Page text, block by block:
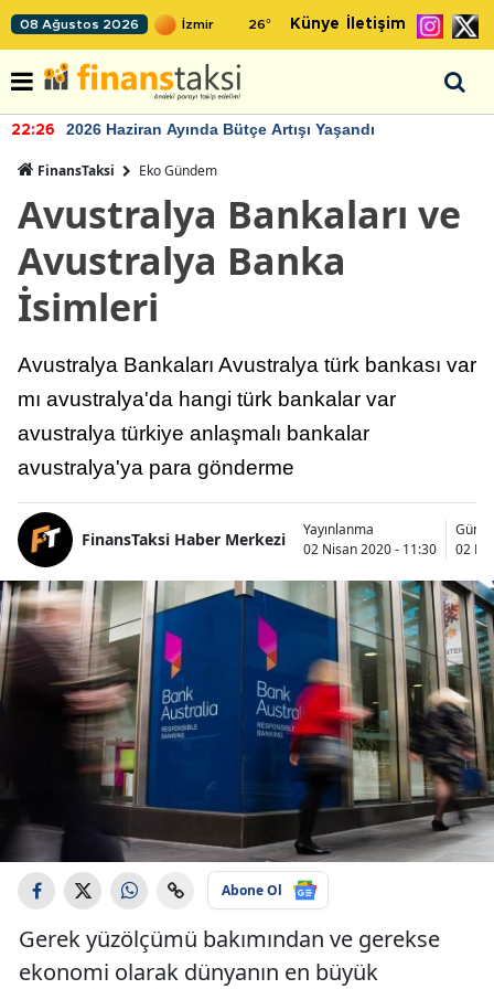
08 Ağustos 2026 26° Künye İletişim
22:24 TCMB'nin rezervlerinde artan momentum devam ediyor
FinansTaksi Eko Gündem
Avustralya Bankaları ve
Avustralya Banka
İsimleri
Avustralya Bankaları Avustralya türk bankası var
mı avustralya'da hangi türk bankalar var
avustralya türkiye anlaşmalı bankalar
avustralya'ya para gönderme
FinansTaksi Haber Merkezi
Yayınlanma
02 Nisan 2020 - 11:30
02
Abone Ol
Gerek yüzölçümü bakımından ve gerekse
ekonomi olarak dünyanın en büyük